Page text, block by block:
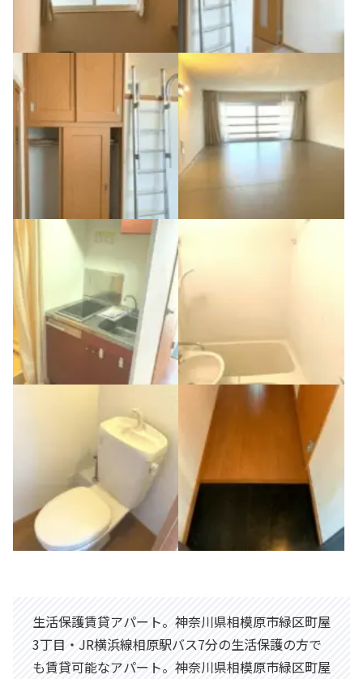
生活保護賃貸アパート。神奈川県相模原市緑区町屋
3丁目・JR横浜線相原駅バス7分の生活保護の方で
も賃貸可能なアパート。神奈川県相模原市緑区町屋